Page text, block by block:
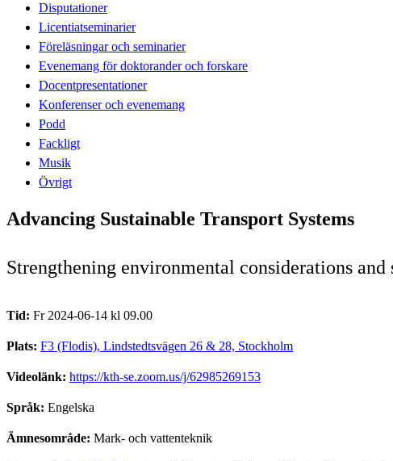
Disputationer
Licentiatseminarier
Föreläsningar och seminarier
Evenemang för doktorander och forskare
Docentpresentationer
Konferenser och evenemang
Podd
Fackligt
Musik
Övrigt
Advancing Sustainable Transport Systems
Strengthening environmental considerations
Tid: Fr 2024-06-14 kl 09.00
Plats: F3 (Flodis), Lindstedtsvägen 26 & 28, Stockholm
Videolänk: https://kth-se.zoom.us/j/62985269153
Språk: Engelska
Ämnesområde: Mark- och vattenteknik